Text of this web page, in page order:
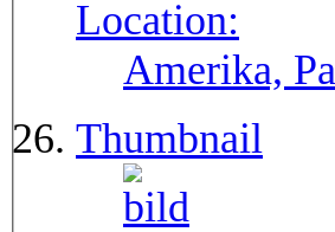
Location:
Amerika,
Thumbnail